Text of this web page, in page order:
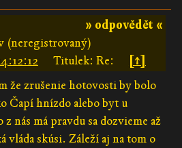
» odpovědět «
(neregistrovaný)
Titulek: Re:
[↑]
že zrušenie hotovosti by bolo
Čapí hnízdo alebo byt u
nás má pravdu sa dozvieme až
vláda skúsi. Záleží aj na tom o